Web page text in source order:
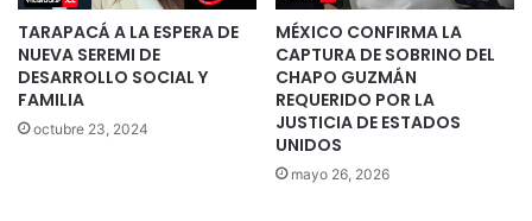
TARAPACÁ A LA ESPERA DE
NUEVA SEREMI DE
DESARROLLO SOCIAL Y
FAMILIA
octubre 23, 2024
MÉXICO CONFIRMA LA
CAPTURA DE SOBRINO DEL
CHAPO GUZMÁN
REQUERIDO POR LA
JUSTICIA DE ESTADOS
UNIDOS
mayo 26, 2026